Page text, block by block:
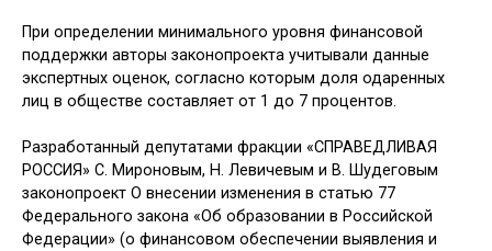
При определении минимального уровня финансовой
поддержки авторы законопроекта учитывали данные
экспертных оценок, согласно которым доля одаренных
лиц в обществе составляет от 1 до 7 процентов.
Разработанный депутатами фракции «СПРАВЕДЛИВАЯ
РОССИЯ» С. Мироновым, Н. Левичевым и В. Шудеговым
законопроект О внесении изменения в статью 77
Федерального закона «Об образовании в Российской
Федерации» (о финансовом обеспечении выявления и